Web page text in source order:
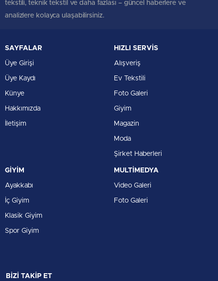
tekstili, teknik tekstil ve daha fazlası – güncel haberlere ve
analizlere kolayca ulaşabilirsiniz.
SAYFALAR
Üye Girişi
Üye Kaydı
Künye
Hakkımızda
İletişim
HIZLI SERVİS
Alışveriş
Ev Tekstili
Foto Galeri
Giyim
Magazin
Moda
Şirket Haberleri
GİYİM
Ayakkabı
İç Giyim
Klasik Giyim
Spor Giyim
MULTİMEDYA
Video Galeri
Foto Galeri
BİZİ TAKİP ET